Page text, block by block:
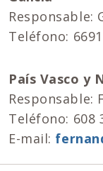
Responsable:
Teléfono:
País Vasco y
Responsable:
Teléfono: 608
E-mail: